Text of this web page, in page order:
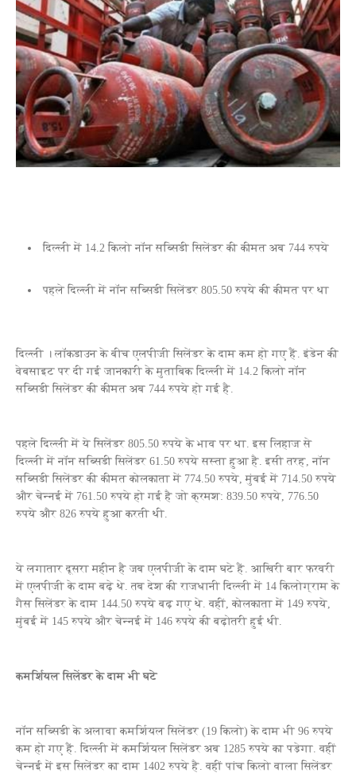
दिल्ली में 14.2 किलो नॉन सब्सिडी सिलेंडर की कीमत अब 744 रुपये
पहले दिल्ली में नॉन सब्सिडी सिलेंडर 805.50 रुपये की कीमत पर था
दिल्ली । लॉकडाउन के बीच एलपीजी सिलेंडर के दाम कम हो गए हैं. इंडेन की
वेबसाइट पर दी गई जानकारी के मुताबिक दिल्ली में 14.2 किलो नॉन
सब्सिडी सिलेंडर की कीमत अब 744 रुपये हो गई है.
पहले दिल्ली में ये सिलेंडर 805.50 रुपये के भाव पर था. इस लिहाज से
दिल्ली में नॉन सब्सिडी सिलेंडर 61.50 रुपये सस्ता हुआ है. इसी तरह, नॉन
सब्सिडी सिलेंडर की कीमत कोलकाता में 774.50 रुपये, मुंबई में 714.50 रुपये
और चेन्‍नई में 761.50 रुपये हो गई है जो क्रमश: 839.50 रुपये, 776.50
रुपये और 826 रुपये हुआ करती थी.
ये लगातार दूसरा महीन है जब एलपीजी के दाम घटे हैं. आखिरी बार फरवरी
में एलपीजी के दाम बढ़े थे. तब देश की राजधानी दिल्‍ली में 14 किलोग्राम के
गैस सिलेंडर के दाम 144.50 रुपये बढ़ गए थे. वहीं, कोलकाता में 149 रुपये,
मुंबई में 145 रुपये और चेन्नई में 146 रुपये की बढ़ोतरी हुई थी.
कमर्शियल सिलेंडर के दाम भी घटे
नॉन सब्सिडी के अलावा कमर्शियल सिलेंडर (19 किलो) के दाम भी 96 रुपये
कम हो गए हैं. दिल्ली में कमर्शियल सिलेंडर अब 1285 रुपये का पड़ेगा. वहीं
चेन्नई में इस सिलेंडर का दाम 1402 रुपये है. वहीं पांच किलो वाला सिलेंडर